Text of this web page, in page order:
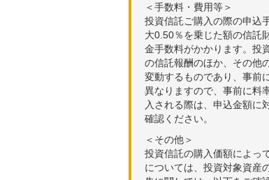
＜手数料・費用等＞
投資信託ご購入の際の申込
大0.50％を乗じた額の信託
金手数料がかかります。投
の信託報酬のほか、その他
変動するものであり、事前
異なりますので、事前に料
入される際は、申込金額に
確認ください。
＜その他＞
投資信託の購入価額によっ
については、投資対象資産